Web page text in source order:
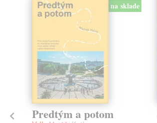
na sklade
Predtým a potom